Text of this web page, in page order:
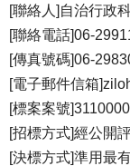
[聯絡人]自治行政
[聯絡電話]06-
[傳真號碼]06-
[電子郵件信箱
[標案案號
[招標方式]經公開
[決標方式]準用最